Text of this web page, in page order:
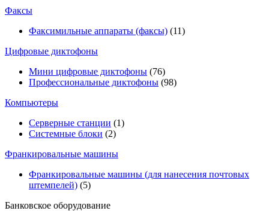
Факсы
Факсимильные аппараты (факсы) (11)
Цифровые диктофоны
Мини цифровые диктофоны (76)
Профессиональные диктофоны (98)
Компьютеры
Серверные станции (1)
Системные блоки (2)
Франкировальные машины
Франкировальные машины (для нанесения почтовых
штемпелей) (5)
Банковское оборудование